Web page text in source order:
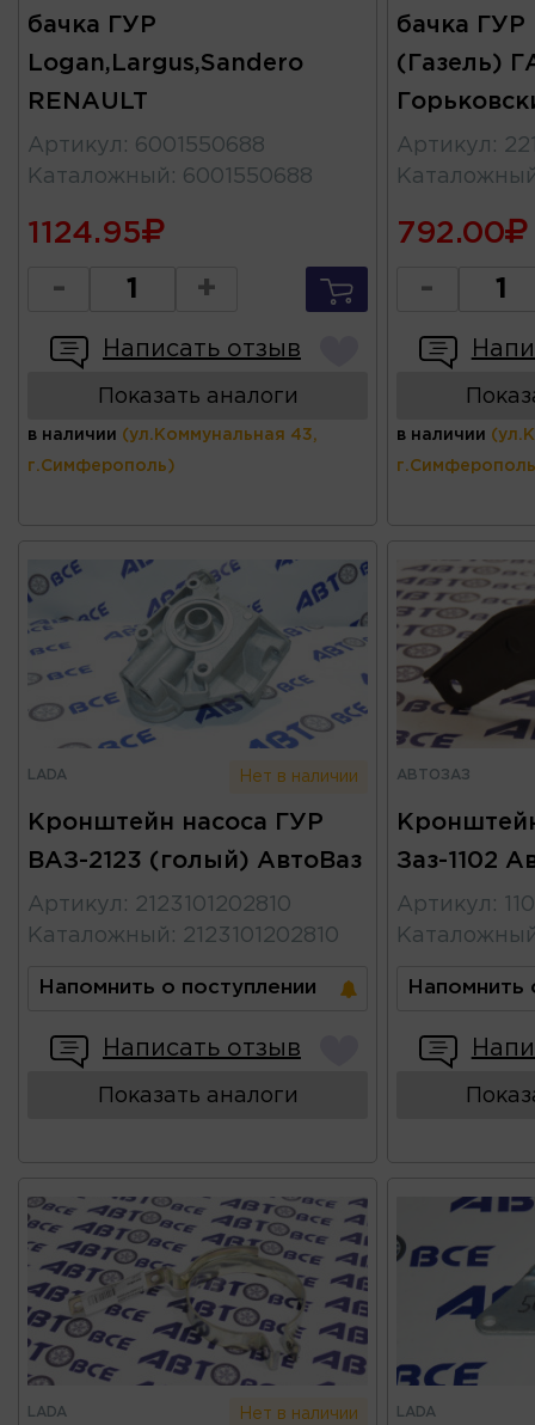
бачка ГУР
Logan,Largus,Sandero
RENAULT
Артикул : 6001550688
Каталожный : 6001550688
1124.95
- +
Написать отзыв
Показать аналоги
в наличии (ул.Коммунальная 43,
г.Симферополь)
бачка ГУР
(Газель)
Артикул :
792.00
-
в наличии
LADA Нет в наличии
Кронштейн насоса ГУР
ВАЗ-2123 (голый) АвтоВаз
Артикул : 2123101202810
Каталожный : 2123101202810
Напомнить о поступлении
Написать отзыв
Показать аналоги
АВТОЗАЗ
Заз-1102
Артикул :
Напомнить
LADA Нет в наличии LADA